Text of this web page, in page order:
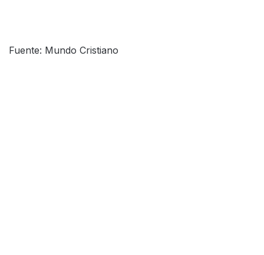
Fuente: Mundo Cristiano